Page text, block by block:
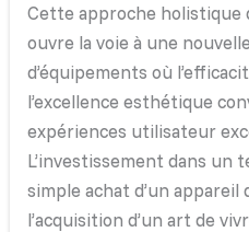
Cette approche holistique
ouvre la voie à une
d’équipements où
l’excellence esthétique
expériences utilisateur
L’investissement dans un
simple achat d’un
l’acquisition d’un art de